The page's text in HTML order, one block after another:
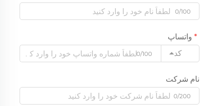
0/100
واتساپ
کد
0/100
نام شرکت
0/200